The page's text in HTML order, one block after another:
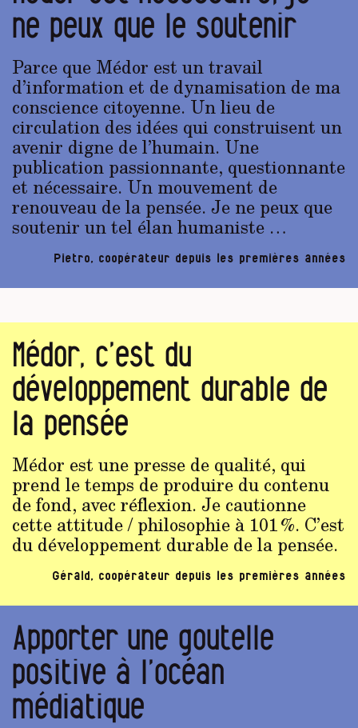
ne peux que le soutenir
Parce que Médor est un travail
d’information et de dynamisation de ma
conscience citoyenne. Un lieu de
circulation des idées qui construisent un
avenir digne de l’humain. Une
publication passionnante, questionnante
et nécessaire. Un mouvement de
renouveau de la pensée. Je ne peux que
soutenir un tel élan humaniste …
Pietro, coopérateur depuis les premières années
Médor, c’est du
développement durable de
la pensée
Médor est une presse de qualité, qui
prend le temps de produire du contenu
de fond, avec réflexion. Je cautionne
cette attitude / philosophie à 101 %. C’est
du développement durable de la pensée.
Gérald, coopérateur depuis les premières années
Apporter une goutelle
positive à l’océan
médiatique